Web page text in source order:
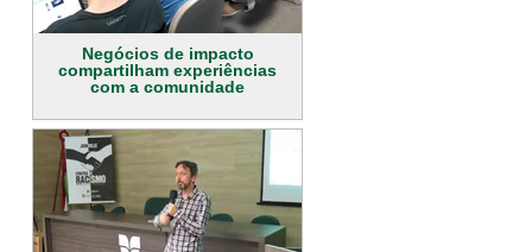
Negócios de impacto
compartilham experiências
com a comunidade